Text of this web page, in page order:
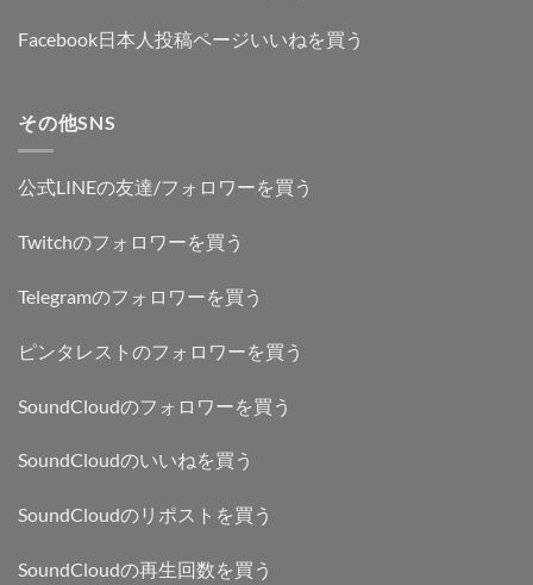
Facebook日本人投稿ページいいねを買う
その他SNS
公式LINEの友達/フォロワーを買う
Twitchのフォロワーを買う
Telegramのフォロワーを買う
ピンタレストのフォロワーを買う
SoundCloudのフォロワーを買う
SoundCloudのいいねを買う
SoundCloudのリポストを買う
SoundCloudの再生回数を買う